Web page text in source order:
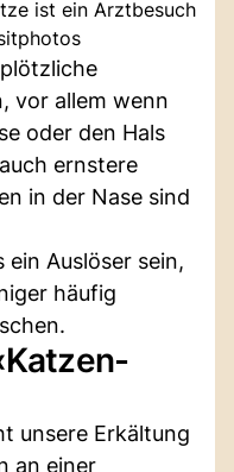
ist ein Arztbesuch
vor allem wenn
oder den Hals
ernstere
in der Nase sind
Auslöser sein,
häufig
unsere Erkältung
an einer